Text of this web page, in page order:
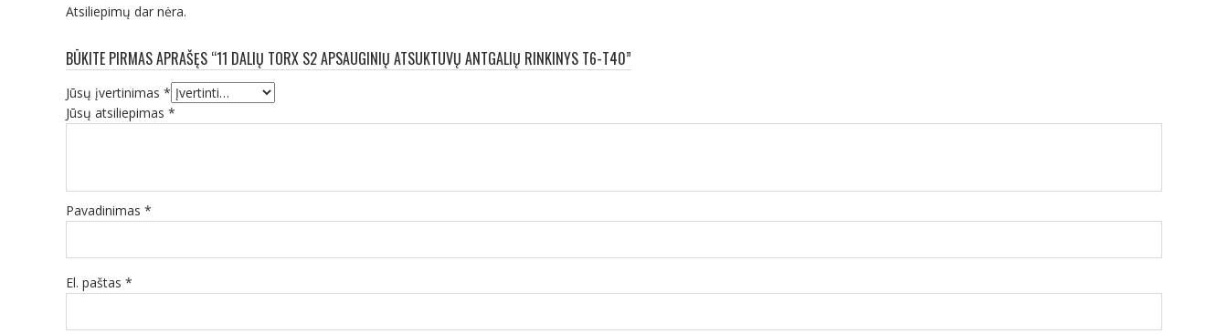
Atsiliepimų dar nėra.
BŪKITE PIRMAS APRAŠĘS “11 DALIŲ TORX S2 APSAUGINIŲ ATSUKTUVŲ ANTGALIŲ RINKINYS T6-T40”
Jūsų įvertinimas *
Jūsų atsiliepimas *
Pavadinimas *
El. paštas *